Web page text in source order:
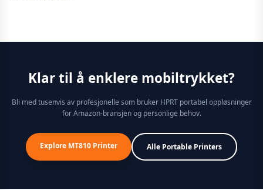
Klar til å enklere mobiltrykket?
Bli med tusenvis av profesjonelle som bruker HPRT portabel oppløsninger
for Amazon-bransjen og personlige behov.
Explore MT810 Printer Alle Portable Printers